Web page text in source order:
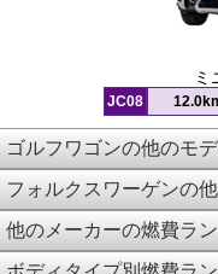
ミ
JC08
ゴルフワゴンの他のモ
フォルクスワーゲンの
他のメーカーの燃費ラ